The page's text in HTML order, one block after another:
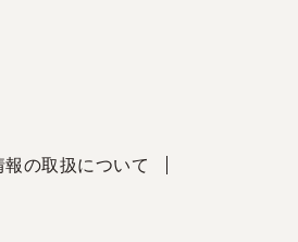
報の取扱について